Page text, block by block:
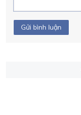
Gửi bình luận